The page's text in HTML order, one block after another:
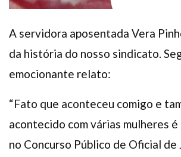
A servidora aposentada Vera
da história do nosso sindicato.
emocionante relato:
“Fato que aconteceu comigo e
acontecido com várias mulheres
no Concurso Público de Oficial de